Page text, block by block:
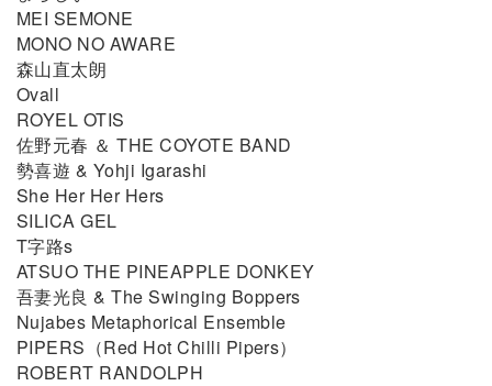
MEI SEMONE
MONO NO AWARE
森山直太朗
Ovall
ROYEL OTIS
佐野元春 ＆ THE COYOTE BAND
勢喜遊 & Yohji Igarashi
She Her Her Hers
SILICA GEL
T字路s
ATSUO THE PINEAPPLE DONKEY
吾妻光良 & The Swinging Boppers
Nujabes Metaphorical Ensemble
PIPERS（Red Hot Chilli Pipers）
ROBERT RANDOLPH